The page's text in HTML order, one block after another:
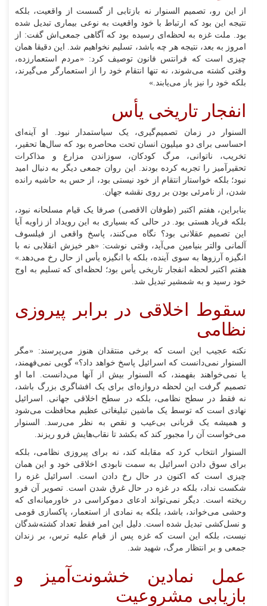
از این رو، تصمیم السنوار نه بازتابی از گسست از واقعیت، بلکه
نتیجه این بود که ارتباط با خود واقعیت به نوعی بیماری تبدیل شده
بود. ملت غزه به لحظه‌ای رسیده بود که آگاهی جمعی‌اش گفت: از
امروز به بعد، نتیجه هر چه باشد، تسلیم نخواهیم شد. این دقیقا همان
چیزی است که فرانتس فانون توصیف کرد: «مردم استعمارزده،
وقتی کشته می‌شوند، نه تنها انتقام خود را از استعمارگر می‌گیرند،
بلکه خود را نیز باز می‌یابند.»
انفجار تاریخی یأس
السنوار در زمان تصمیم‌گیری، یک سیاستمدار نبود. او آینه‌ای
احساسی برای دو میلیون انسان تحت محاصره بود که سال‌ها تحقیر،
تخریب، ناتوانی، مرگ کودکان، سوزاندن مزارع و مذاکرات
تحقیرآمیز را تجربه کرده بودند. این روان جمعی دیگر به دنبال امید
نبود؛ بلکه خواستار انتقام از خود نیستی بود، از حس به حاشیه رانده
شدن، از نامرئی بودن بر روی نقشه جهان.
بنابراین، هفتم اکتبر (طوفان الاقصی) صرفا یک قیام مسلحانه نبود،
بلکه فریاد هستی بود. در حالی که بسیاری به این رویداد از زاویه آیا
این تصمیم عقلانی بود؟ نگاه می‌کنند، پاسخ واقعی از فیلسوف
آلمانی والتر بنیامین می‌آید، وقتی نوشت: «هر خیزش انقلابی نه با
انگیزه آرزو‌ها به سوی آینده، بلکه با انگیزه یأس از حال رخ می‌دهد.»
هفتم اکتبر لحظه انفجار تاریخی یأس بود؛ لحظه‌ای که تسلیم به اوج
خود رسید و به شمشیر تبدیل شد.
سقوط اخلاقی در برابر پیروزی
نظامی
نکته عجیب این است که برخی منتقدان هنوز می‌پرسند: «مگر
السنوار نمی‌دانست که اسرائیل پاسخ خواهد داد؟» گویی نمی‌فهمند،
یا نمی‌خواهند بفهمند، که السنوار بیش از آنها می‌دانست. اما او
تصمیم گرفت این لحظه دروازه‌ای برای یک افشاگری بزرگ باشد،
نه فقط در سطح نظامی، بلکه در سطح اخلاقی جهانی. اسرائیل
نهادی است که توسط یک ماشین تبلیغاتی عظیم محافظت می‌شود
و همیشه یک قربانی بی‌عیب و نقص به نظر می‌رسد. السنوار
می‌خواست آن را مجبور کند که بکشد تا نقاب‌هایش فرو ریزند.
السنوار انتخاب کرد که مقابله کند، نه برای پیروزی نظامی، بلکه
برای سوق دادن اسرائیل به سمت نابودی اخلاقی خود و این همان
چیزی است که اکنون در حال رخ دادن است. اسرائیل غزه را
شکست نداد، بلکه در غزه در حال غرق شدن است. تصویر آن فرو
ریخته است. دیگر نمی‌تواند ادعای دموکراسی در خاورمیانه‌ای که
وحشی می‌خواند، باشد، بلکه به نمادی از استعمار، پاکسازی قومی
و نسل‌کشی تبدیل شده است. دلیل این امر فقط تعداد کشته‌شدگان
نیست، بلکه این است که غزه پس از قیام علیه ترس، بر زندان
جمعی و بر انتظار مرگ، شهید شد.
عمل نمادین خشونت‌آمیز و
بازیابی مشروعیت